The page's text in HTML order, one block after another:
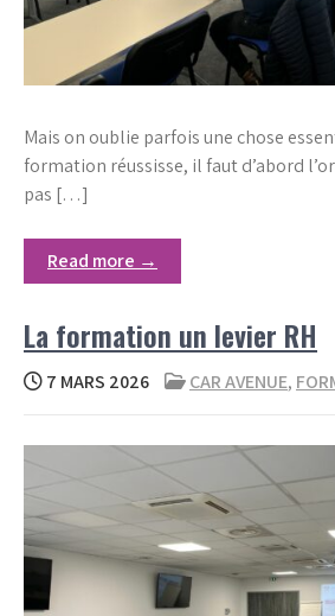
Mais on oublie parfois une chose
formation réussisse, il faut d’abord
pas […]
Read more →
La formation un levier RH
7 MARS 2026 CAR AVENUE,